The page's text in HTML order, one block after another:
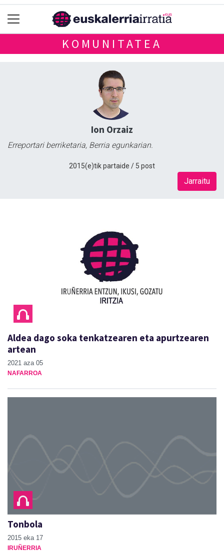
KOMUNITATEA
Ion Orzaiz
Erreportari berriketaria, Berria egunkarian.
2015(e)tik partaide / 5 post
Jarraitu
Aldea dago soka tenkatzearen eta apurtzearen
artean
2021 aza 05
NAFARROA
Tonbola
2015 eka 17
IRUÑERRIA